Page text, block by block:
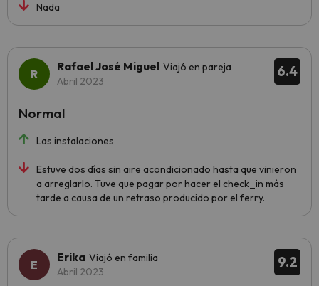
Nada
6.4
Rafael José Miguel Viajó en pareja
Abril 2023
Las instalaciones
Estuve dos días sin aire acondicionado hasta que vinieron
a arreglarlo. Tuve que pagar por hacer el check_in más
tarde a causa de un retraso producido por el ferry.
Normal
9.2
Erika Viajó en familia
Abril 2023